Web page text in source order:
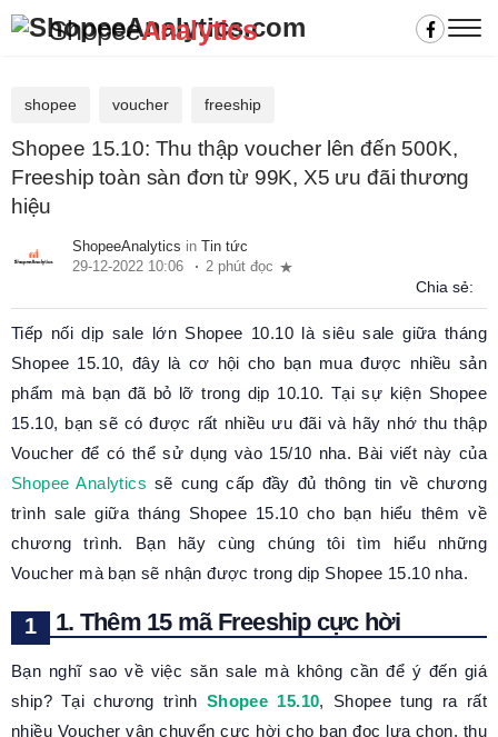
ShopeeAnalytics
shopee voucher freeship
Shopee 15.10: Thu thập voucher lên đến 500K,
Freeship toàn sàn đơn từ 99K, X5 ưu đãi thương
hiệu
ShopeeAnalytics in Tin tức
29-12-2022 10:06
2 phút đọc
Chia sẻ:
Tiếp nối dịp sale lớn Shopee 10.10 là siêu sale giữa tháng
Shopee 15.10, đây là cơ hội cho bạn mua được nhiều sản
phẩm mà bạn đã bỏ lỡ trong dịp 10.10. Tại sự kiện Shopee
15.10, bạn sẽ có được rất nhiều ưu đãi và hãy nhớ thu thập
Voucher để có thể sử dụng vào 15/10 nha. Bài viết này của
Shopee Analytics sẽ cung cấp đầy đủ thông tin về chương
trình sale giữa tháng Shopee 15.10 cho bạn hiểu thêm về
chương trình. Bạn hãy cùng chúng tôi tìm hiểu những
Voucher mà bạn sẽ nhận được trong dịp Shopee 15.10 nha.
1. Thêm 15 mã Freeship cực hời
Bạn nghĩ sao về việc săn sale mà không cần để ý đến giá
ship? Tại chương trình Shopee 15.10, Shopee tung ra rất
nhiều Voucher vận chuyển cực hời cho bạn đọc lựa chọn, thu